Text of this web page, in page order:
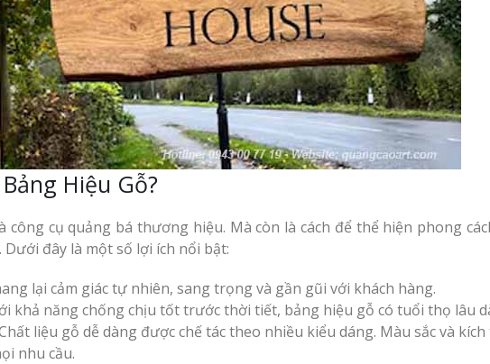
Hiệu Gỗ?
công cụ quảng bá thương hiệu. Mà còn là cách để thể hiện phong
đây là một số lợi ích nổi bật:
lại cảm giác tự nhiên, sang trọng và gần gũi với khách hàng.
khả năng chống chịu tốt trước thời tiết, bảng hiệu gỗ có tuổi thọ lâu
liệu gỗ dễ dàng được chế tác theo nhiều kiểu dáng. Màu sắc và
nhu cầu.